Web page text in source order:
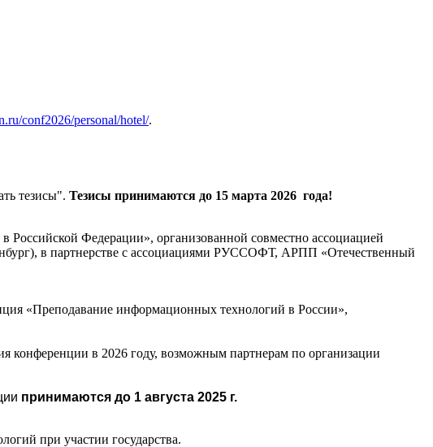
conf2026/personal/hotel/.
тезисы". Тезисы принимаются до 15 марта 2026 года!
Федерации», организованной совместно ассоциацией
в партнерстве с ассоциациями РУССОФТ, АРПП «Отечественный
«Преподавание информационных технологий в России»,
конференции в 2026 году, возможным партнерам по организации
принимаются до 1 августа 2025 г.
при участии государства.